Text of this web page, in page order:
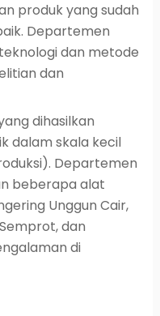
produk yang sudah
Departemen
dan metode
dan
dihasilkan
dalam skala kecil
Departemen
beberapa alat
Unggun Cair,
dan
di